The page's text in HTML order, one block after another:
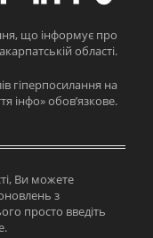
що інформує про
області.
гіперпосилання на
інфо» обов’язкове.
Ви можете
з
просто введіть